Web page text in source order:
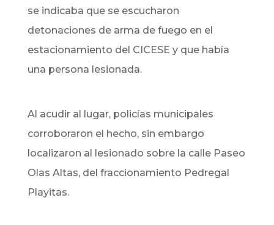
se indicaba que se escucharon
detonaciones de arma de fuego en el
estacionamiento del CICESE y que había
una persona lesionada.
Al acudir al lugar, policías municipales
corroboraron el hecho, sin embargo
localizaron al lesionado sobre la calle Paseo
Olas Altas, del fraccionamiento Pedregal
Playitas.